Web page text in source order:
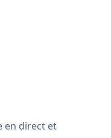
en direct et